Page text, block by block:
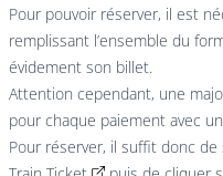
Pour pouvoir réserver, il est
remplissant l’ensemble du
évidement son billet.
Attention cependant, une
pour chaque paiement avec
Pour réserver, il suffit donc